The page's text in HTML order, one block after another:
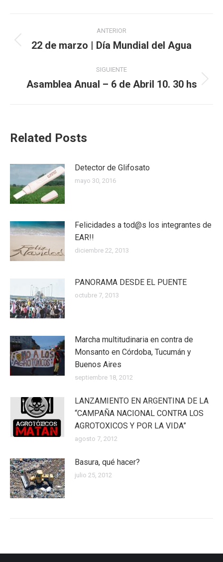
Navegación
entre
publicaciones
ANTERIOR
Publicación
22 de marzo | Día Mundial del Agua
SIGUIENTE
Publicación
Asamblea Anual – 6 de Abril 10. 30 hs
Related Posts
Detector de Glifosato
mayo 30, 2016
Felicidades a tod@s los integrantes de
EAR!!
diciembre 22, 2013
PANORAMA DESDE EL PUENTE
octubre 7, 2013
Marcha multitudinaria en contra de
Monsanto en Córdoba, Tucumán y
Buenos Aires
septiembre 18, 2012
LANZAMIENTO EN ARGENTINA DE LA
“CAMPAÑA NACIONAL CONTRA LOS
AGROTOXICOS Y POR LA VIDA”
agosto 7, 2012
Basura, qué hacer?
julio 25, 2012